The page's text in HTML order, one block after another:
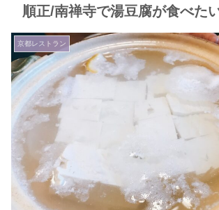
順正/南禅寺で湯豆腐が食べた
京都レストラン